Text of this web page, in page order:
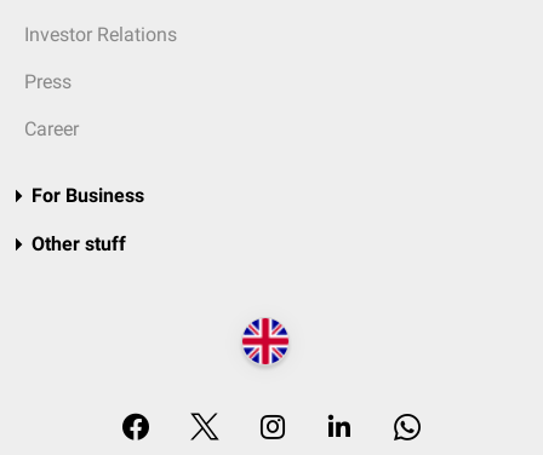
Investor Relations
Press
Career
For Business
Other stuff